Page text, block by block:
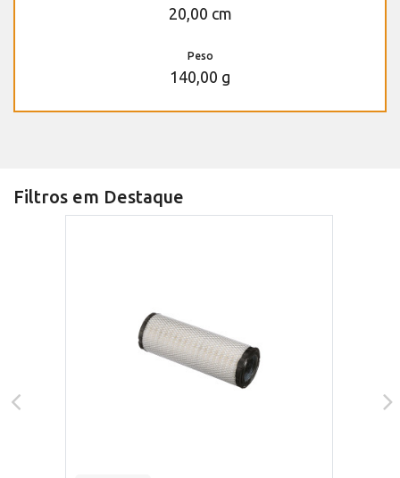
20,00 cm
Peso
140,00 g
Filtros em Destaque